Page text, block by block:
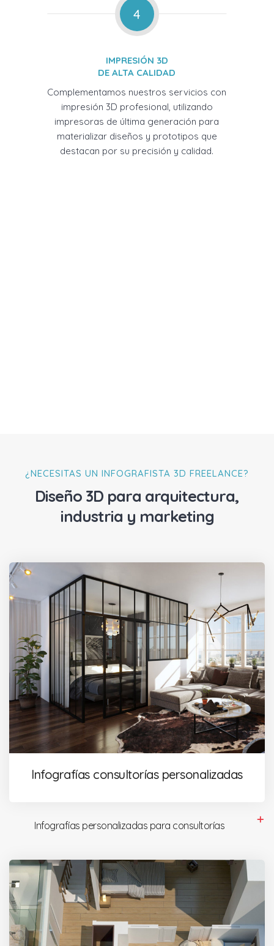
4
IMPRESIÓN 3D
DE ALTA CALIDAD
Complementamos nuestros servicios con
impresión 3D profesional, utilizando
impresoras de última generación para
materializar diseños y prototipos que
destacan por su precisión y calidad.
¿NECESITAS UN INFOGRAFISTA 3D FREELANCE?
Diseño 3D para arquitectura,
industria y marketing
Infografías consultorías personalizadas
Infografías personalizadas para consultorías